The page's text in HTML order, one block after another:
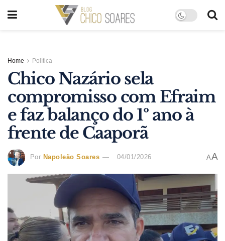
Home Política
Chico Nazário sela
compromisso com Efraim
e faz balanço do 1º ano à
frente de Caaporã
Por Napoleão Soares 04/01/2026 AA